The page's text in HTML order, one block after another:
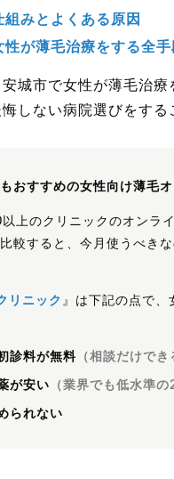
みとよくある原因
性が薄毛治療をする全手
城市で女性が薄毛治
しない病院選びをする
おすすめの女性向け薄毛
上のクリニックのオンラ
較すると、今月使うべきな
リニック 』は下記の点で、
診料が無料 （相談だけでき
が安い （業界でも低水準の
られない